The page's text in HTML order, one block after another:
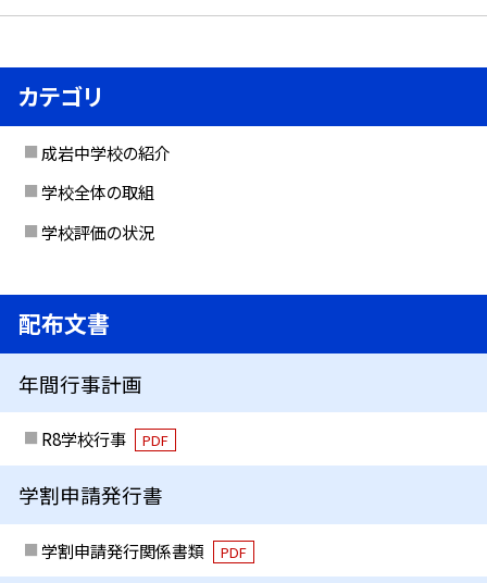
カテゴリ
成岩中学校の紹介
学校全体の取組
学校評価の状況
配布文書
年間行事計画
R8学校行事 PDF
学割申請発行書
学割申請発行関係書類 PDF